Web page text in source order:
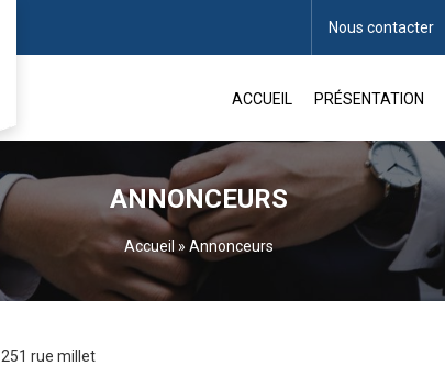
Nous contacter
ACCUEIL PRÉSENTATION
ANNONCEURS
Accueil » Annonceurs
251 rue millet